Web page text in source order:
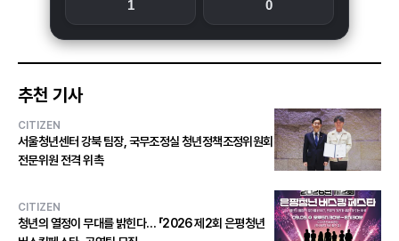
1 0
추천 기사
CITIZEN
서울청년센터 강북 팀장, 국무조정실 청년정책조정위원회
전문위원 전격 위촉
CITIZEN
청년의 열정이 무대를 밝힌다… 「2026 제2회 은평청년